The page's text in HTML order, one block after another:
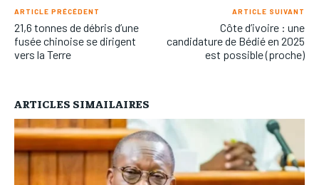
ARTICLE PRÉCÉDENT
21,6 tonnes de débris d’une
fusée chinoise se dirigent
vers la Terre
ARTICLE SUIVANT
Côte d’ivoire : une
candidature de Bédié en 2025
est possible (proche)
ARTICLES SIMAILAIRES